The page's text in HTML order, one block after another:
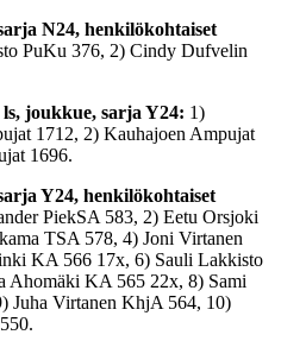
N24, henkilökohtaiset
PuKu 376, 2) Cindy Dufvelin
joukkue, sarja Y24: 1)
1712, 2) Kauhajoen Ampujat
1696.
Y24, henkilökohtaiset
PiekSA 583, 2) Eetu Orsjoki
TSA 578, 4) Joni Virtanen
KA 566 17x, 6) Sauli Lakkisto
Ahomäki KA 565 22x, 8) Sami
Juha Virtanen KhjA 564, 10)